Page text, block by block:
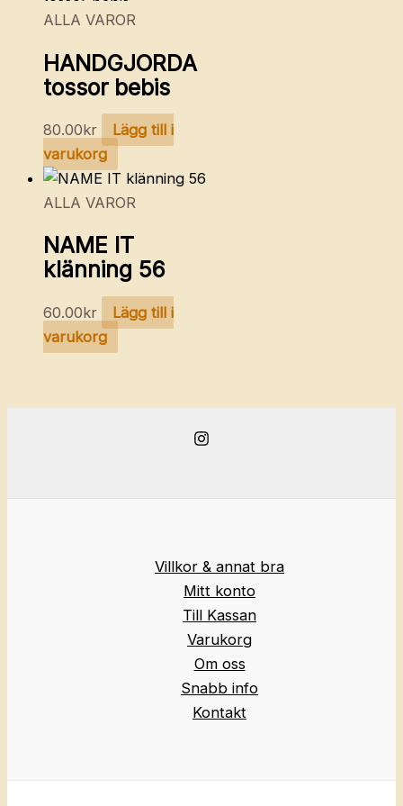
ALLA VAROR
HANDGJORDA
tossor bebis
80.00kr
Lägg till i
varukorg
ALLA VAROR
NAME IT
klänning 56
60.00kr
Lägg till i
varukorg
Villkor & annat bra
Mitt konto
Till Kassan
Varukorg
Om oss
Snabb info
Kontakt